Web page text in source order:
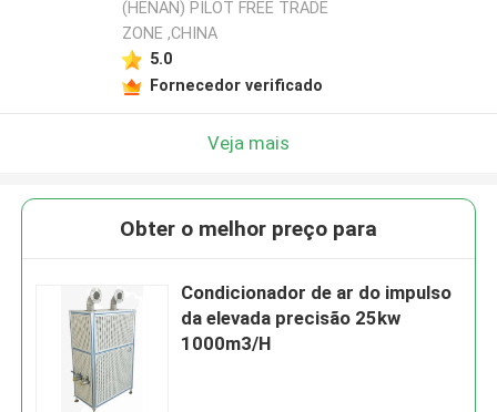
(HENAN) PILOT FREE TRADE
ZONE ,CHINA
5.0
Fornecedor verificado
Veja mais
Obter o melhor preço para
Condicionador de ar do impulso
da elevada precisão 25kw
1000m3/H